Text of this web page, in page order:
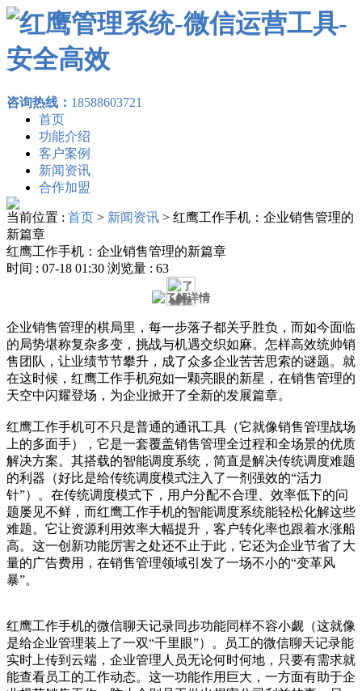
咨询热线： 18588603721
首页
功能介绍
客户案例
新闻资讯
合作加盟
当前位置 : 首页 > 新闻资讯 > 红鹰工作手机：企业销售管理的
新篇章
红鹰工作手机：企业销售管理的新篇章
时间 : 07-18 01:30 浏览量 : 63
企业销售管理的棋局里，每一步落子都关乎胜负，而如今面临
的局势堪称复杂多变，挑战与机遇交织如麻。怎样高效统帅销
售团队，让业绩节节攀升，成了众多企业苦苦思索的谜题。就
在这时候，红鹰工作手机宛如一颗亮眼的新星，在销售管理的
天空中闪耀登场，为企业掀开了全新的发展篇章。
红鹰工作手机可不只是普通的通讯工具（它就像销售管理战场
上的多面手），它是一套覆盖销售管理全过程和全场景的优质
解决方案。其搭载的智能调度系统，简直是解决传统调度难题
的利器（好比是给传统调度模式注入了一剂强效的“活力
针”）。在传统调度模式下，用户分配不合理、效率低下的问
题屡见不鲜，而红鹰工作手机的智能调度系统能轻松化解这些
难题。它让资源利用效率大幅提升，客户转化率也跟着水涨船
高。这一创新功能厉害之处还不止于此，它还为企业节省了大
量的广告费用，在销售管理领域引发了一场不小的“变革风
暴”。
红鹰工作手机的微信聊天记录同步功能同样不容小觑（这就像
是给企业管理装上了一双“千里眼”）。员工的微信聊天记录能
实时上传到云端，企业管理人员无论何时何地，只要有需求就
能查看员工的工作动态。这一功能作用巨大，一方面有助于企